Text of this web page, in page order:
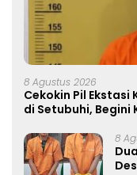
8 Agustus 2026
Cekokin Pil Ekstasi
di Setubuhi, Begini
8